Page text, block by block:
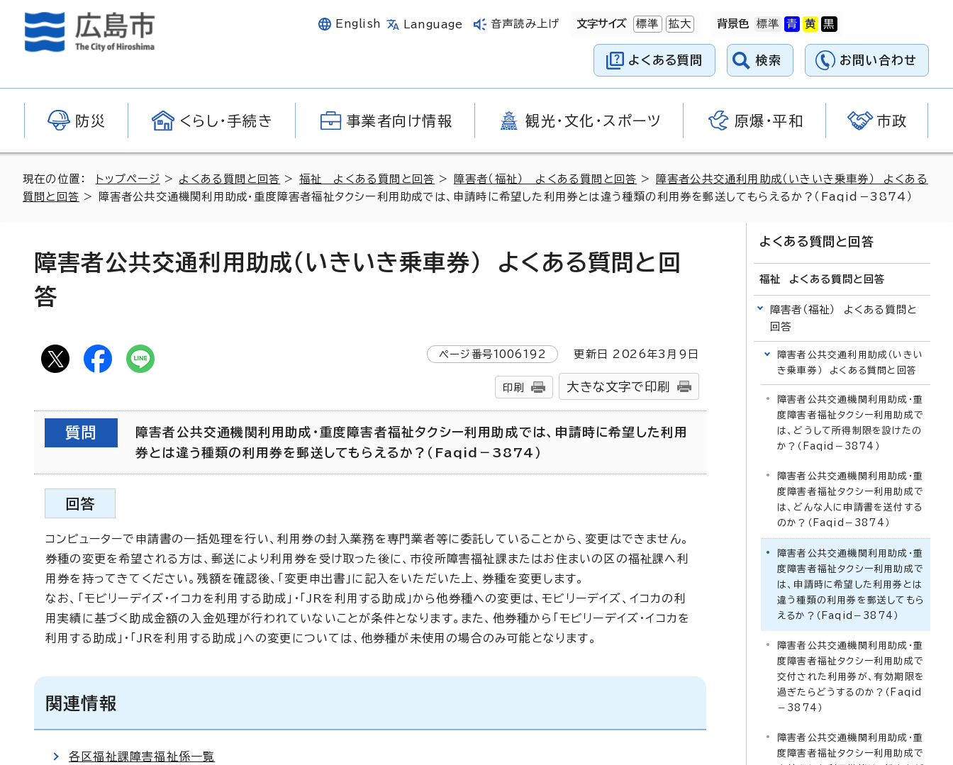
English Language 音声読み上げ 文字サイズ 標準 拡大 背景色
よくある質問 検索 お問い合わせ
防災 くらし・手続き 事業者向け情報 観光・文化・スポーツ 原爆・平和 市政
現在の位置： トップページ > よくある質問と回答 > 福祉 よくある質問と回答 > 障害者（福祉） よくある質問と回答 >
障害者公共交通利用助成（いきいき乗車券） よくある
質問と回答 > 障害者公共交通機関利用助成・重度障害者福祉タクシー利用助成では、申請時に希望した利用券とは違う種類の利用券を郵送してもらえるか？（Faqid－3874）
障害者公共交通利用助成（いきいき乗車券） よくある質問と回
答
ページ番号1006192 更新日 2026年3月9日
印刷 大きな文字で印刷
質問
障害者公共交通機関利用助成・重度障害者福祉タクシー利用助成では、申請時に希望した利用
券とは違う種類の利用券を郵送してもらえるか？（Faqid－3874）
回答
コンピューターで申請書の一括処理を行い、利用券の封入業務を専門業者等に委託していることから、変更はできません。
券種の変更を希望される方は、郵送により利用券を受け取った後に、市役所障害福祉課またはお住まいの区の福祉課へ利
用券を持ってきてください。残額を確認後、「変更申出書」に記入をいただいた上、券種を変更します。
なお、「モビリーデイズ・イコカを利用する助成」・「JRを利用する助成」から他券種への変更は、モビリーデイズ、イコカの利
用実績に基づく助成金額の入金処理が行われていないことが条件となります。また、他券種から「モビリーデイズ・イコカを
利用する助成」・「JRを利用する助成」への変更については、他券種が未使用の場合のみ可能となります。
関連情報
各区福祉課障害福祉係一覧
よくある質問と回答
福祉 よくある質問と回答
障害者（福祉） よくある質問と
回答
障害者公共交通利用助成（いきい
き乗車券） よくある質問と回答
障害者公共交通機関利用助成・重
度障害者福祉タクシー利用助成で
は、どうして所得制限を設けたの
か？（Faqid－3874）
障害者公共交通機関利用助成・重
度障害者福祉タクシー利用助成で
は、どんな人に申請書を送付する
のか？（Faqid－3874）
障害者公共交通機関利用助成・重
度障害者福祉タクシー利用助成で
は、申請時に希望した利用券とは
違う種類の利用券を郵送してもら
えるか？（Faqid－3874）
障害者公共交通機関利用助成・重
度障害者福祉タクシー利用助成で
交付された利用券が、有効期限を
過ぎたらどうするのか？（Faqid
－3874）
障害者公共交通機関利用助成・重
度障害者福祉タクシー利用助成で